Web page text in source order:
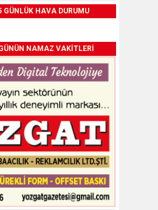
GÜNLÜK HAVA DURUMU
NAMAZ VAKİTLERİ